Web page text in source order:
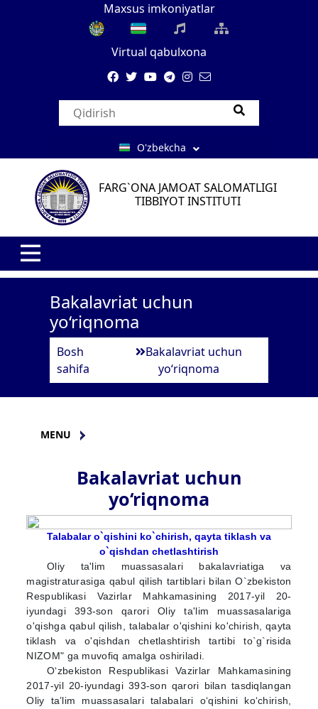
Maxsus imkoniyatlar
Virtual qabulxona
O'zbekcha
FARG`ONA JAMOAT SALOMATLIGI
TIBBIYOT INSTITUTI
Bakalavriat uchun
yo‘riqnoma
Bosh
sahifa
Bakalavriat uchun
yo‘riqnoma
MENU
Bakalavriat uchun
yo‘riqnoma
Talabalar o`qishini ko`chirish, qayta tiklash va
o`qishdan chetlashtirish
Oliy ta'lim muassasalari bakalavriatiga va
magistraturasiga qabul qilish tartiblari bilan O`zbekiston
Respublikasi Vazirlar Mahkamasining 2017-yil 20-
iyundagi 393-son qarori Oliy ta'lim muassasalariga
o'qishga qabul qilish, talabalar o'qishini ko'chirish, qayta
tiklash va o'qishdan chetlashtirish tartibi to`g`risida
NIZOM" ga muvofiq amalga oshiriladi.
O‘zbekiston Respublikasi Vazirlar Mahkamasining
2017-yil 20-iyundagi 393-son qarori bilan tasdiqlangan
Oliy ta’lim muassasalari talabalari o‘qishini ko‘chirish,